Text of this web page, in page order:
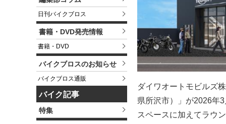
日刊バイクブロス
書籍・DVD発売情報
書籍・DVD
バイクブロスのお知らせ
バイクブロス通販
バイク記事
特集
ダイワオートモビルズ
県所沢市）」が2026年
スペースに加えてラウ